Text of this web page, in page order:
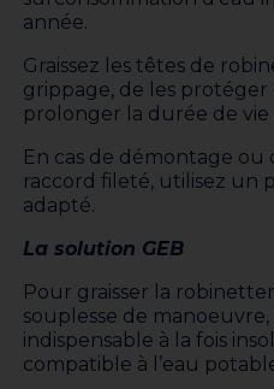
année.
Graissez les têtes de
grippage, de les
prolonger la durée de vie
En cas de démontage
raccord fileté, utilisez un
adapté.
La solution GEB
Pour graisser la
souplesse de manoeuvre,
indispensable à la fois
compatible à l’eau